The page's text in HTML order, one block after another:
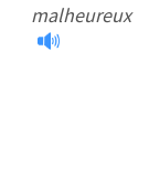
malheureux